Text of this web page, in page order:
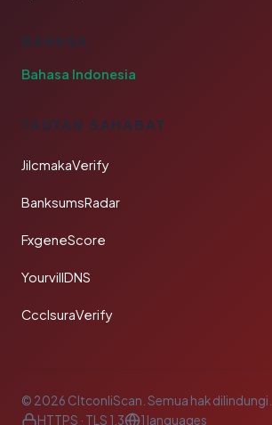
BAHASA
Bahasa Indonesia
TAUTAN SAHABAT
JilcmakaVerify
BanksumsRadar
FxgeneScore
YourvillDNS
CcclsuraVerify
© 2026 CltconliScan. Semua hak dilindungi.
HTTPS · TLS 1.3
1 languages